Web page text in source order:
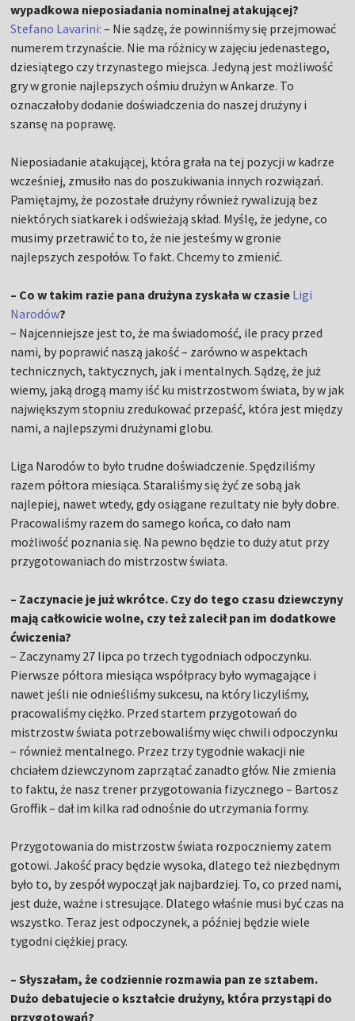
wypadkowa nieposiadania nominalnej atakującej?
Stefano Lavarini: – Nie sądzę, że powinniśmy się przejmować
numerem trzynaście. Nie ma różnicy w zajęciu jedenastego,
dziesiątego czy trzynastego miejsca. Jedyną jest możliwość
gry w gronie najlepszych ośmiu drużyn w Ankarze. To
oznaczałoby dodanie doświadczenia do naszej drużyny i
szansę na poprawę.
Nieposiadanie atakującej, która grała na tej pozycji w kadrze
wcześniej, zmusiło nas do poszukiwania innych rozwiązań.
Pamiętajmy, że pozostałe drużyny również rywalizują bez
niektórych siatkarek i odświeżają skład. Myślę, że jedyne, co
musimy przetrawić to to, że nie jesteśmy w gronie
najlepszych zespołów. To fakt. Chcemy to zmienić.
– Co w takim razie pana drużyna zyskała w czasie Ligi
Narodów?
– Najcenniejsze jest to, że ma świadomość, ile pracy przed
nami, by poprawić naszą jakość – zarówno w aspektach
technicznych, taktycznych, jak i mentalnych. Sądzę, że już
wiemy, jaką drogą mamy iść ku mistrzostwom świata, by w jak
największym stopniu zredukować przepaść, która jest między
nami, a najlepszymi drużynami globu.
Liga Narodów to było trudne doświadczenie. Spędziliśmy
razem półtora miesiąca. Staraliśmy się żyć ze sobą jak
najlepiej, nawet wtedy, gdy osiągane rezultaty nie były dobre.
Pracowaliśmy razem do samego końca, co dało nam
możliwość poznania się. Na pewno będzie to duży atut przy
przygotowaniach do mistrzostw świata.
– Zaczynacie je już wkrótce. Czy do tego czasu dziewczyny
mają całkowicie wolne, czy też zalecił pan im dodatkowe
ćwiczenia?
– Zaczynamy 27 lipca po trzech tygodniach odpoczynku.
Pierwsze półtora miesiąca współpracy było wymagające i
nawet jeśli nie odnieśliśmy sukcesu, na który liczyliśmy,
pracowaliśmy ciężko. Przed startem przygotowań do
mistrzostw świata potrzebowaliśmy więc chwili odpoczynku
– również mentalnego. Przez trzy tygodnie wakacji nie
chciałem dziewczynom zaprzątać zanadto głów. Nie zmienia
to faktu, że nasz trener przygotowania fizycznego – Bartosz
Groffik – dał im kilka rad odnośnie do utrzymania formy.
Przygotowania do mistrzostw świata rozpoczniemy zatem
gotowi. Jakość pracy będzie wysoka, dlatego też niezbędnym
było to, by zespół wypoczął jak najbardziej. To, co przed nami,
jest duże, ważne i stresujące. Dlatego właśnie musi być czas na
wszystko. Teraz jest odpoczynek, a później będzie wiele
tygodni ciężkiej pracy.
– Słyszałam, że codziennie rozmawia pan ze sztabem.
Dużo debatujecie o kształcie drużyny, która przystąpi do
przygotowań?